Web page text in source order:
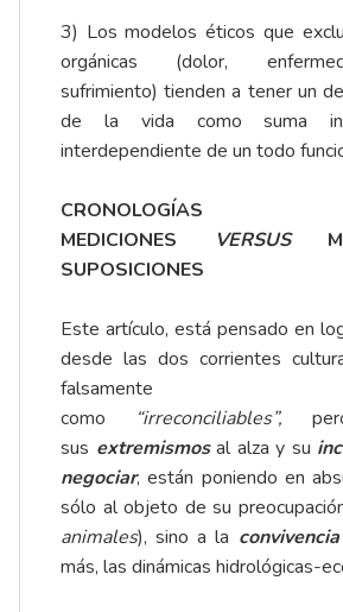
3) Los modelos éticos que
orgánicas (dolor,
sufrimiento) tienden a tener un
de la vida como suma
interdependiente de un todo
MEDICIONES
VERSUS
SUPOSICIONES
Este artículo, está pensado en
desde las dos corrientes
falsamente
como
“irreconciliables”,
sus extremismosal alza y su
negociar, están poniendo en
sólo al objeto de su
animales), sino a la
más, las dinámicas hidrológicas-